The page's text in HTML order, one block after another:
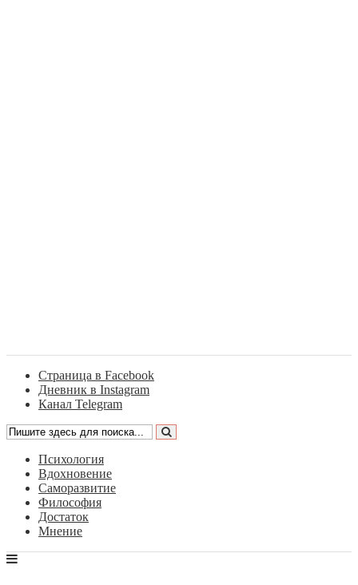
Страница в Facebook
Дневник в Instagram
Канал Telegram
Психология
Вдохновение
Саморазвитие
Философия
Достаток
Мнение